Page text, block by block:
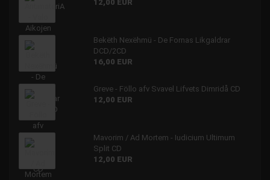
12,00 EUR
Bekëth Nexëhmü - De Fornas Likgaldrar
DCD/2CD
16,00 EUR
Greve - Föllo afv Svavel Lifvets Dimridå CD
12,00 EUR
Mavorim / Ad Mortem - Iudicium Ultimum
Split CD
12,00 EUR